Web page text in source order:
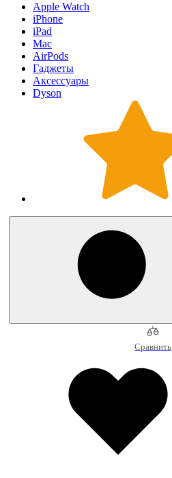
Apple Watch
iPhone
iPad
Mac
AirPods
Гаджеты
Аксессуары
Dyson
Сравнить